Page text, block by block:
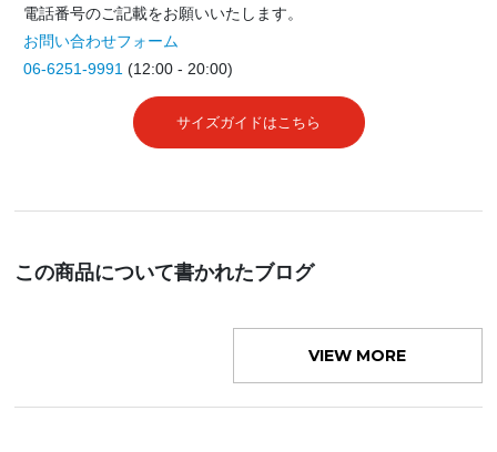
電話番号のご記載をお願いいたします。
お問い合わせフォーム
06-6251-9991 (12:00 - 20:00)
サイズガイドはこちら
この商品について書かれたブログ
VIEW MORE